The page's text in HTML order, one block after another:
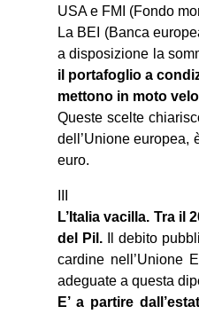
USA e FMI (Fondo
La BEI (Banca
a disposizione la
il portafoglio a
mettono in moto
Queste scelte
dell’Unione europea,
euro.
L’Italia vacilla. Tra il
del Pil.Il debito
cardine nell’Unione
adeguate a questa
E’ a partire